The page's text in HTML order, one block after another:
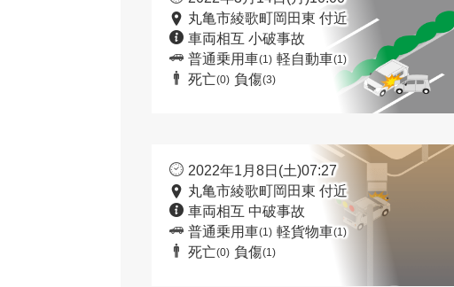
丸亀市綾歌町岡田東 付近
車両相互 小破事故
普通乗用車(1) 軽自動車(1)
死亡(0) 負傷(3)
2022年1月8日(土)07:27
丸亀市綾歌町岡田東 付近
車両相互 中破事故
普通乗用車(1) 軽貨物車(1)
死亡(0) 負傷(1)